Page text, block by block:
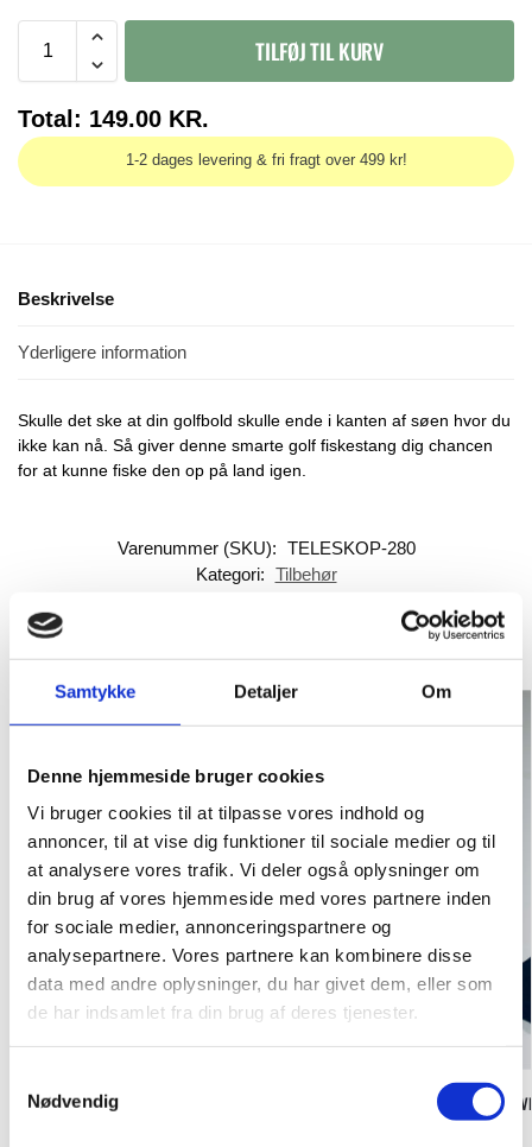
Samtykke Detaljer Om
Denne hjemmeside bruger cookies
Vi bruger cookies til at tilpasse vores indhold og
annoncer, til at vise dig funktioner til sociale medier og til
at analysere vores trafik. Vi deler også oplysninger om
din brug af vores hjemmeside med vores partnere inden
for sociale medier, annonceringspartnere og
analysepartnere. Vores partnere kan kombinere disse
data med andre oplysninger, du har givet dem, eller som
de har indsamlet fra din brug af deres tjenester.
Nødvendig
TILFØJ TIL KURV
Total: 149.00 KR.
1-2 dages levering & fri fragt over 499 kr!
Beskrivelse
Yderligere information
Skulle det ske at din golfbold skulle ende i kanten af søen hvor du
ikke kan nå. Så giver denne smarte golf fiskestang dig chancen
for at kunne fiske den op på land igen.
Varenummer (SKU): TELESKOP-280
Kategori: Tilbehør
RELATEREDE VARER
GOLFBOLD MARKER (BLÅ) HYBRID